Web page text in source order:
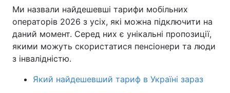
Ми назвали найдешевші тарифи мобільних
операторів 2026 з усіх, які можна підключити на
даний момент. Серед них є унікальні пропозиції,
якими можуть скористатися пенсіонери та люди
з інвалідністю.
Який найдешевший тариф в Україні зараз